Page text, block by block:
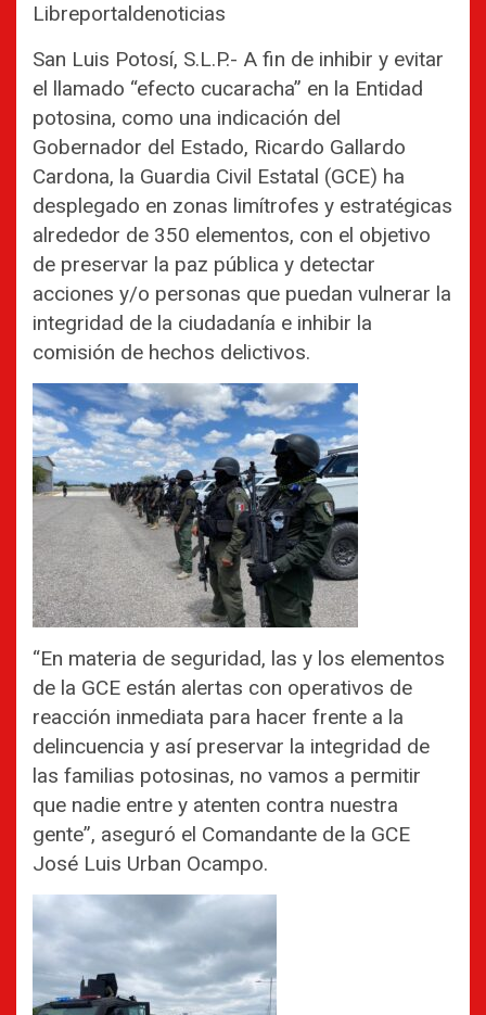
Libreportaldenoticias
San Luis Potosí, S.L.P.- A fin de inhibir y evitar
el llamado “efecto cucaracha” en la Entidad
potosina, como una indicación del
Gobernador del Estado, Ricardo Gallardo
Cardona, la Guardia Civil Estatal (GCE) ha
desplegado en zonas limítrofes y estratégicas
alrededor de 350 elementos, con el objetivo
de preservar la paz pública y detectar
acciones y/o personas que puedan vulnerar la
integridad de la ciudadanía e inhibir la
comisión de hechos delictivos.
“En materia de seguridad, las y los elementos
de la GCE están alertas con operativos de
reacción inmediata para hacer frente a la
delincuencia y así preservar la integridad de
las familias potosinas, no vamos a permitir
que nadie entre y atenten contra nuestra
gente”, aseguró el Comandante de la GCE
José Luis Urban Ocampo.